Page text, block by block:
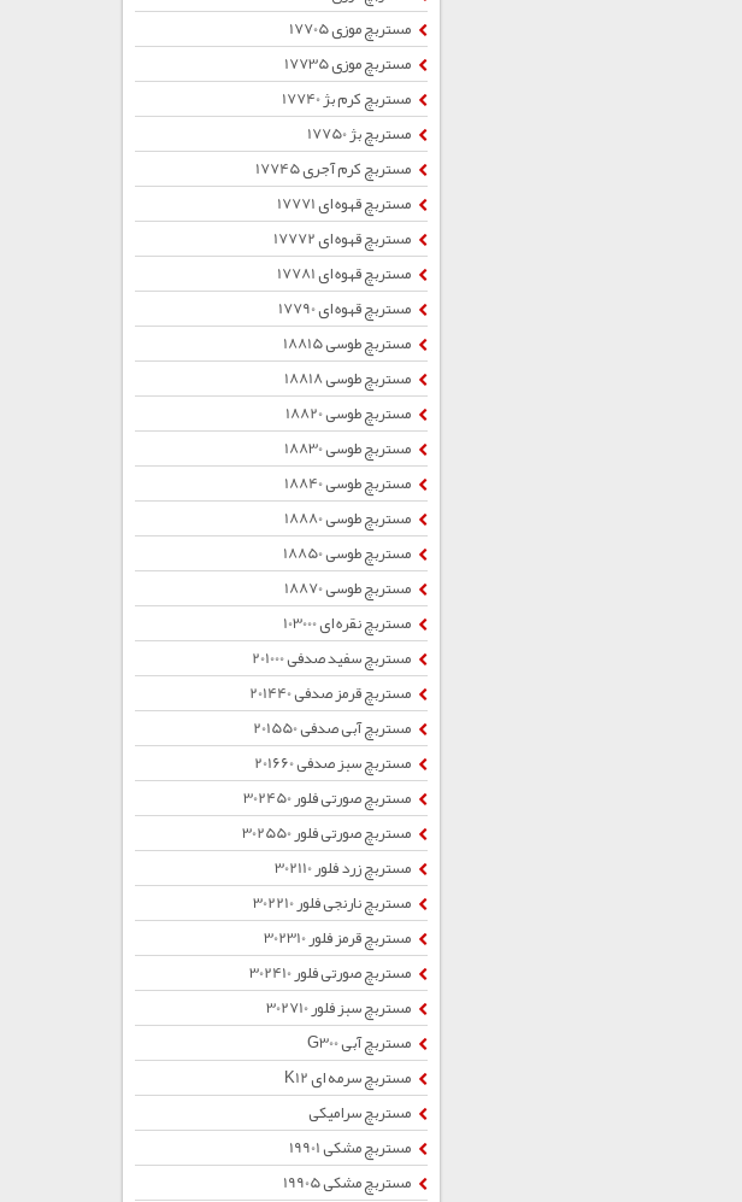
مستربچ موزی 17705
مستربچ موزی 17735
مستربچ کرم بژ 17740
مستربچ بژ 17750
مستربچ کرم آجری 17745
مستربچ قهوه ای 17771
مستربچ قهوه ای 17772
مستربچ قهوه ای 17781
مستربچ قهوه ای 17790
مستربچ طوسی 18815
مستربچ طوسی 18818
مستربچ طوسی 18820
مستربچ طوسی 18830
مستربچ طوسی 18840
مستربچ طوسی 18880
مستربچ طوسی 18850
مستربچ طوسی 18870
مستربچ نقره ای 103000
مستربچ سفید صدفی 201000
مستربچ قرمز صدفی 201440
مستربچ آبی صدفی 201550
مستربچ سبز صدفی 201660
مستربچ صورتی فلور 302450
مستربچ صورتی فلور 302550
مستربچ زرد فلور 302110
مستربچ نارنجی فلور 302210
مستربچ قرمز فلور 302310
مستربچ صورتی فلور 302410
مستربچ سبز فلور 302710
مستربچ آبی G300
مستربچ سرمه ای K12
مستربچ سرامیکی
مستربچ مشکی 19901
مستربچ مشکی 19905